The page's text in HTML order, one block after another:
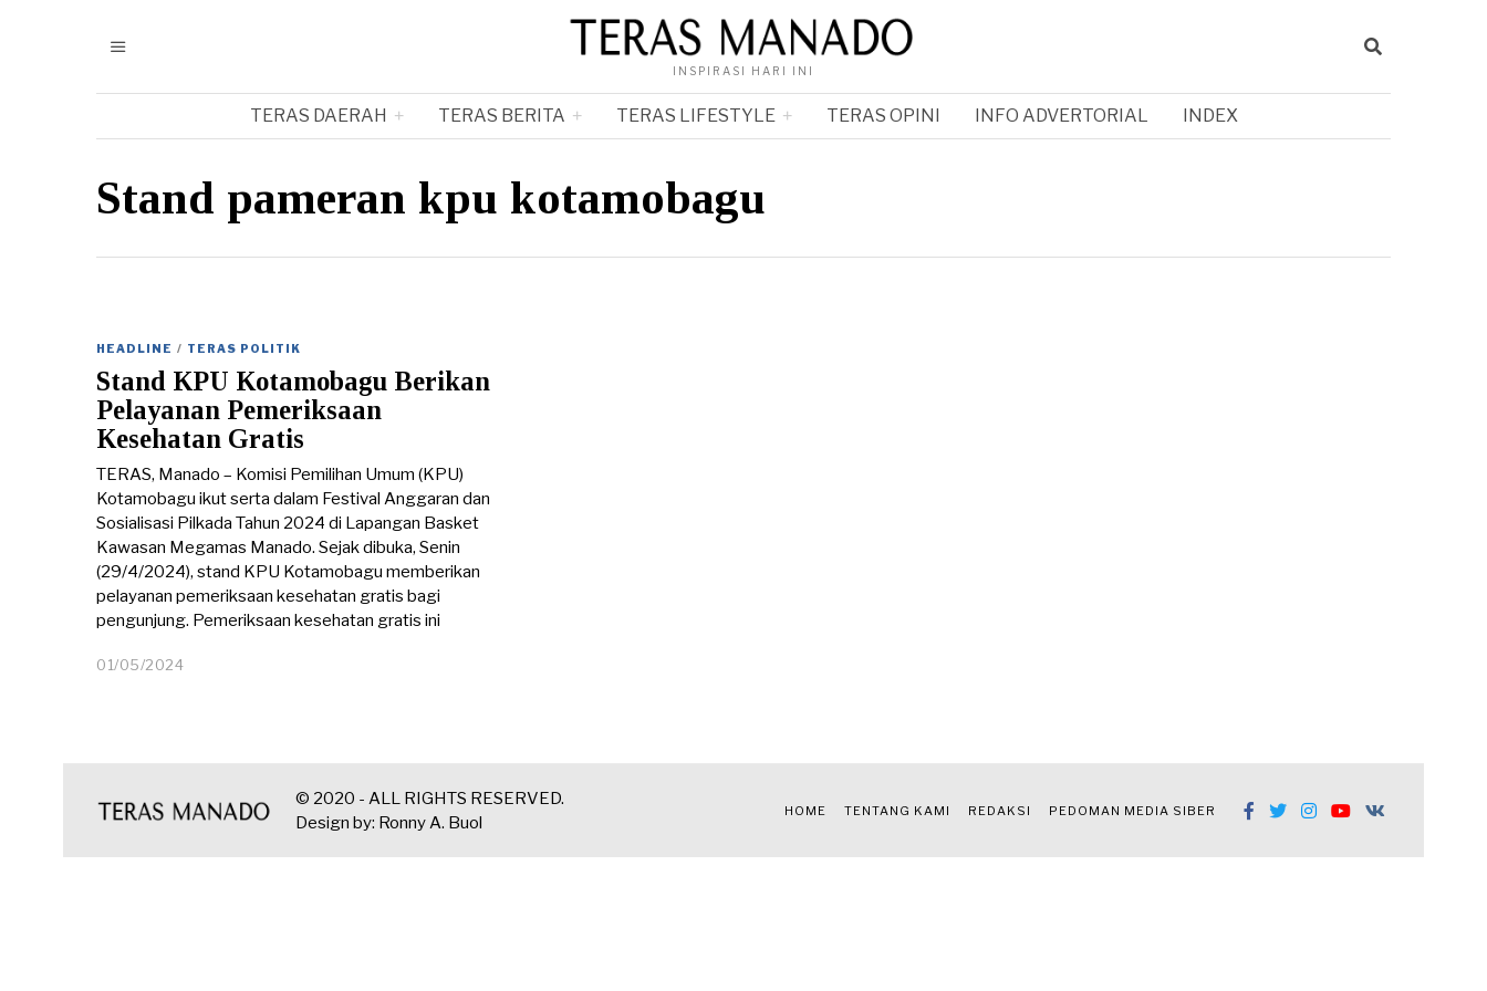
INSPIRASI HARI INI
TERAS DAERAH TERAS BERITA TERAS LIFESTYLE TERAS OPINI INFO ADVERTORIAL INDEX
Stand pameran kpu kotamobagu
HEADLINE / TERAS POLITIK
Stand KPU Kotamobagu Berikan
Pelayanan Pemeriksaan
Kesehatan Gratis
TERAS, Manado – Komisi Pemilihan Umum (KPU)
Kotamobagu ikut serta dalam Festival Anggaran dan
Sosialisasi Pilkada Tahun 2024 di Lapangan Basket
Kawasan Megamas Manado. Sejak dibuka, Senin
(29/4/2024), stand KPU Kotamobagu memberikan
pelayanan pemeriksaan kesehatan gratis bagi
pengunjung. Pemeriksaan kesehatan gratis ini
01/05/2024
0
2
© 2020 - ALL RIGHTS RESERVED.
Design by: Ronny A. Buol
HOME TENTANG KAMI REDAKSI PEDOMAN MEDIA SIBER